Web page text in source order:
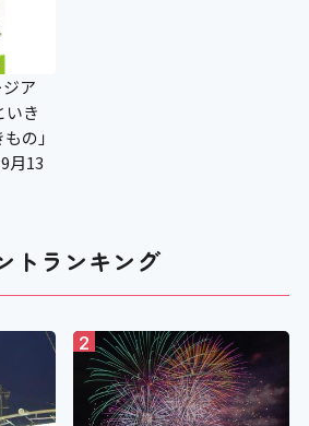
ア
き
の」
月13
トランキング
2